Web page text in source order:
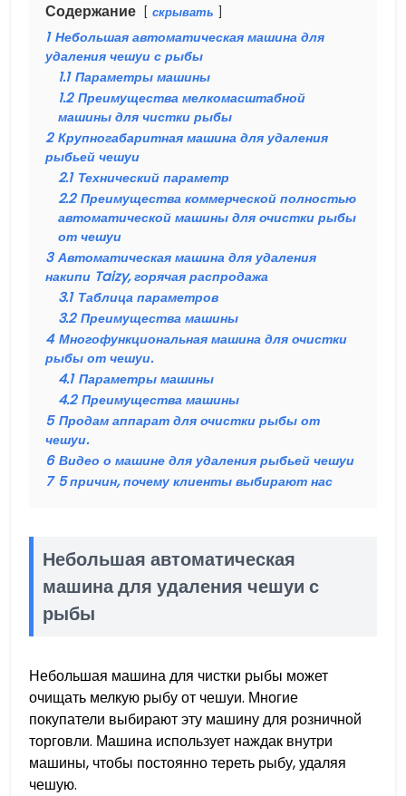
Содержание скрывать
1 Небольшая автоматическая машина для
удаления чешуи с рыбы
1.1 Параметры машины
1.2 Преимущества мелкомасштабной
машины для чистки рыбы
2 Крупногабаритная машина для удаления
рыбьей чешуи
2.1 Технический параметр
2.2 Преимущества коммерческой полностью
автоматической машины для очистки рыбы
от чешуи
3 Автоматическая машина для удаления
накипи Taizy, горячая распродажа
3.1 Таблица параметров
3.2 Преимущества машины
4 Многофункциональная машина для очистки
рыбы от чешуи.
4.1 Параметры машины
4.2 Преимущества машины
5 Продам аппарат для очистки рыбы от
чешуи.
6 Видео о машине для удаления рыбьей чешуи
7 5 причин, почему клиенты выбирают нас
Небольшая автоматическая
машина для удаления чешуи с
рыбы
Небольшая машина для чистки рыбы может
очищать мелкую рыбу от чешуи. Многие
покупатели выбирают эту машину для розничной
торговли. Машина использует наждак внутри
машины, чтобы постоянно тереть рыбу, удаляя
чешую.